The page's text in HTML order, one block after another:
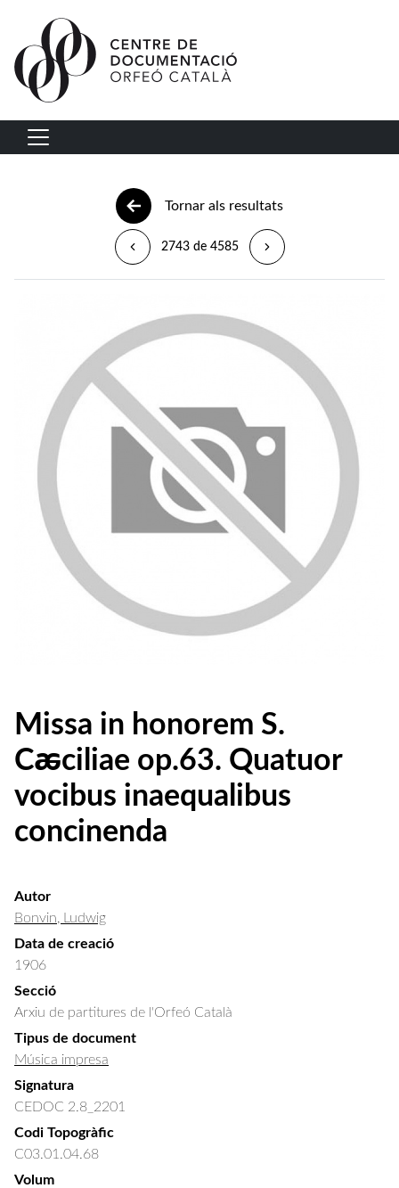
Vés al contingut
Navegació principal
Tornar als resultats
2743 de 4585
Missa in honorem S.
Cꬱciliae op.63. Quatuor
vocibus inaequalibus
concinenda
Autor
Bonvin, Ludwig
Data de creació
1906
Secció
Arxiu de partitures de l'Orfeó Català
Tipus de document
Música impresa
Signatura
CEDOC 2.8_2201
Codi Topogràfic
C03.01.04.68
Volum